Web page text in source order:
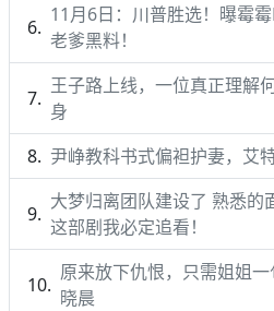
11月6日：川普胜选！曝霉
老爹黑料！
王子路上线，一位真正理解
身
尹峥教科书式偏袒护妻，艾
大梦归离团队建设了 熟悉的
这部剧我必定追看！
原来放下仇恨，只需姐姐
晓晨